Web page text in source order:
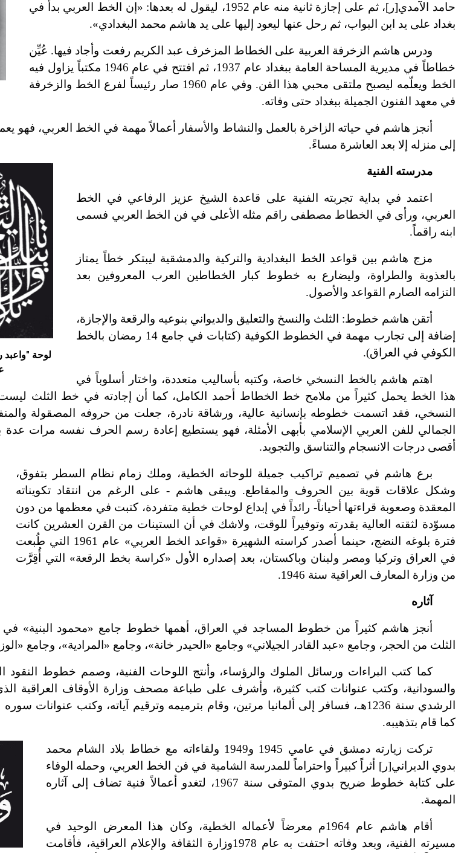
حامد الآمدي[ر]، ثم على إجازة ثانية منه عام 1952، ليقول له بعدها: «إن الخط العربي بدأ في
بغداد على يد ابن البواب، ثم رحل عنها ليعود إليها على يد هاشم محمد البغدادي».
ودرس هاشم الزخرفة العربية على الخطاط المزخرف عبد الكريم رفعت وأجاد فيها. عُيِّن
خطاطاً في مديرية المساحة العامة ببغداد عام 1937، ثم افتتح في عام 1946 مكتباً يزاول فيه
الخط ويعلّمه ليصبح ملتقى محبي هذا الفن. وفي عام 1960 صار رئيساً لفرع الخط والزخرفة
في معهد الفنون الجميلة ببغداد حتى وفاته.
أنجز هاشم في حياته الزاخرة بالعمل والنشاط والأسفار أعمالاً مهمة في الخط العربي، فهو
إلى منزله إلا بعد العاشرة مساءً.
لوحة "واعبد
مدرسته الفنية
اعتمد في بداية تجربته الفنية على قاعدة الشيخ عزيز الرفاعي في الخط
العربي، ورأى في الخطاط مصطفى راقم مثله الأعلى في فن الخط العربي فسمى
ابنه راقماً.
مزج هاشم بين قواعد الخط البغدادية والتركية والدمشقية ليبتكر خطاً يمتاز
بالعذوبة والطراوة، وليضارع به خطوط كبار الخطاطين العرب المعروفين بعد
التزامه الصارم القواعد والأصول.
أتقن هاشم خطوط: الثلث والنسخ والتعليق والديواني بنوعيه والرقعة والإجازة،
إضافة إلى تجارب مهمة في الخطوط الكوفية (كتابات في جامع 14 رمضان بالخط
الكوفي في العراق).
اهتم هاشم بالخط النسخي خاصة، وكتبه بأساليب متعددة، واختار أسلوباً في
هذا الخط يحمل كثيراً من ملامح خط الخطاط أحمد الكامل، كما أن إجادته في خط الثلث
النسخي، فقد اتسمت خطوطه بإنسانية عالية، ورشاقة نادرة، جعلت من حروفه المصقولة
الجمالي للفن العربي الإسلامي بأبهى الأمثلة، فهو يستطيع إعادة رسم الحرف نفسه مرات
أقصى درجات الانسجام والتناسق والتجويد.
برع هاشم في تصميم تراكيب جميلة للوحاته الخطية، وملك زمام نظام السطر بتفوق،
وشكل علاقات قوية بين الحروف والمقاطع. ويبقى هاشم - على الرغم من انتقاد تكويناته
المعقدة وصعوبة قراءتها أحياناً- رائداً في إبداع لوحات خطية متفردة، كتبت في معظمها من دون
مسوّدة لثقته العالية بقدرته وتوفيراً للوقت، ولاشك في أن الستينات من القرن العشرين كانت
فترة بلوغه النضج، حينما أصدر كراسته الشهيرة «قواعد الخط العربي» عام 1961 التي طُبعت
في العراق وتركيا ومصر ولبنان وباكستان، بعد إصداره الأول «كراسة بخط الرقعة» التي أُقِرَّت
من وزارة المعارف العراقية سنة 1946.
آثاره
أنجز هاشم كثيراً من خطوط المساجد في العراق، أهمها خطوط جامع «محمود البنية» في
الثلث من الحجر، وجامع «عبد القادر الجيلاني» وجامع «الحيدر خانة»، وجامع «المرادية»، وجامع
كما كتب البراءات ورسائل الملوك والرؤساء، وأنتج اللوحات الفنية، وصمم خطوط النقود
والسودانية، وكتب عنوانات كتب كثيرة، وأشرف على طباعة مصحف وزارة الأوقاف العراقية
الرشدي سنة 1236هـ، فسافر إلى ألمانيا مرتين، وقام بترميمه وترقيم آياته، وكتب عنوانات
كما قام بتذهيبه.
تركت زيارته دمشق في عامي 1945 و1949 ولقاءاته مع خطاط بلاد الشام محمد
بدوي الديراني[ر] أثراً كبيراً واحتراماً للمدرسة الشامية في فن الخط العربي، وحمله الوفاء
على كتابة خطوط ضريح بدوي المتوفى سنة 1967، لتغدو أعمالاً فنية تضاف إلى آثاره
المهمة.
أقام هاشم عام 1964م معرضاً لأعماله الخطية، وكان هذا المعرض الوحيد في
مسيرته الفنية، وبعد وفاته احتفت به عام 1978وزارة الثقافة والإعلام العراقية، فأقامت